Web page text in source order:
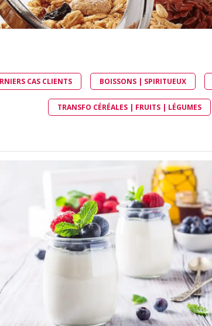
DE
CAS CLIENTS BOISSONS | SPIRITUEUX
TRANSFO CÉRÉALES | FRUITS | LÉGUMES